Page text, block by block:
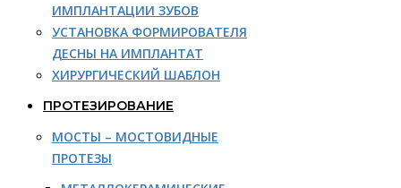
ИМПЛАНТАЦИИ ЗУБОВ
УСТАНОВКА ФОРМИРОВАТЕЛЯ
ДЕСНЫ НА ИМПЛАНТАТ
ХИРУРГИЧЕСКИЙ ШАБЛОН
ПРОТЕЗИРОВАНИЕ
МОСТЫ – МОСТОВИДНЫЕ
ПРОТЕЗЫ